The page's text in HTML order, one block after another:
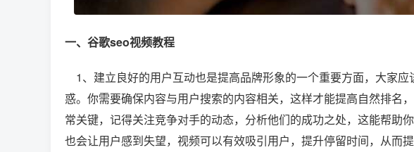
一、谷歌seo视频教程
1、建立良好的用户互动也是提高品牌形象的一个重要方面，大家
惑。你需要确保内容与用户搜索的内容相关，这样才能提高自然排名
常关键，记得关注竞争对手的动态，分析他们的成功之处，这能帮助
也会让用户感到失望，视频可以有效吸引用户，提升停留时间，从而